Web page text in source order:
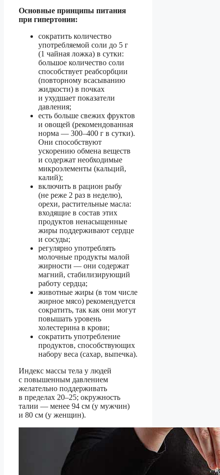
Основные принципы питания
при гипертонии:
сократить количество
употребляемой соли до 5 г
(1 чайная ложка) в сутки:
большое количество соли
способствует реабсорбции
(повторному всасыванию
жидкости) в почках
и ухудшает показатели
давления;
есть больше свежих фруктов
и овощей (рекомендованная
норма — 300–400 г в сутки).
Они способствуют
ускорению обмена веществ
и содержат необходимые
микроэлементы (кальций,
калий);
включить в рацион рыбу
(не реже 2 раз в неделю),
орехи, растительные масла:
входящие в состав этих
продуктов ненасыщенные
жиры поддерживают сердце
и сосуды;
регулярно употреблять
молочные продукты малой
жирности — они содержат
магний, стабилизирующий
работу сердца;
животные жиры (в том числе
жирное мясо) рекомендуется
сократить, так как они могут
повышать уровень
холестерина в крови;
сократить употребление
продуктов, способствующих
набору веса (сахар, выпечка).
Индекс массы тела у людей
с повышенным давлением
желательно поддерживать
в пределах 20–25; окружность
талии — менее 94 см (у мужчин)
и 80 см (у женщин).